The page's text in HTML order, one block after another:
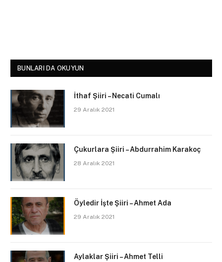
BUNLARI DA OKUYUN
İthaf Şiiri – Necati Cumalı
29 Aralık 2021
Çukurlara Şiiri – Abdurrahim Karakoç
28 Aralık 2021
Öyledir İşte Şiiri – Ahmet Ada
29 Aralık 2021
Aylaklar Şiiri – Ahmet Telli